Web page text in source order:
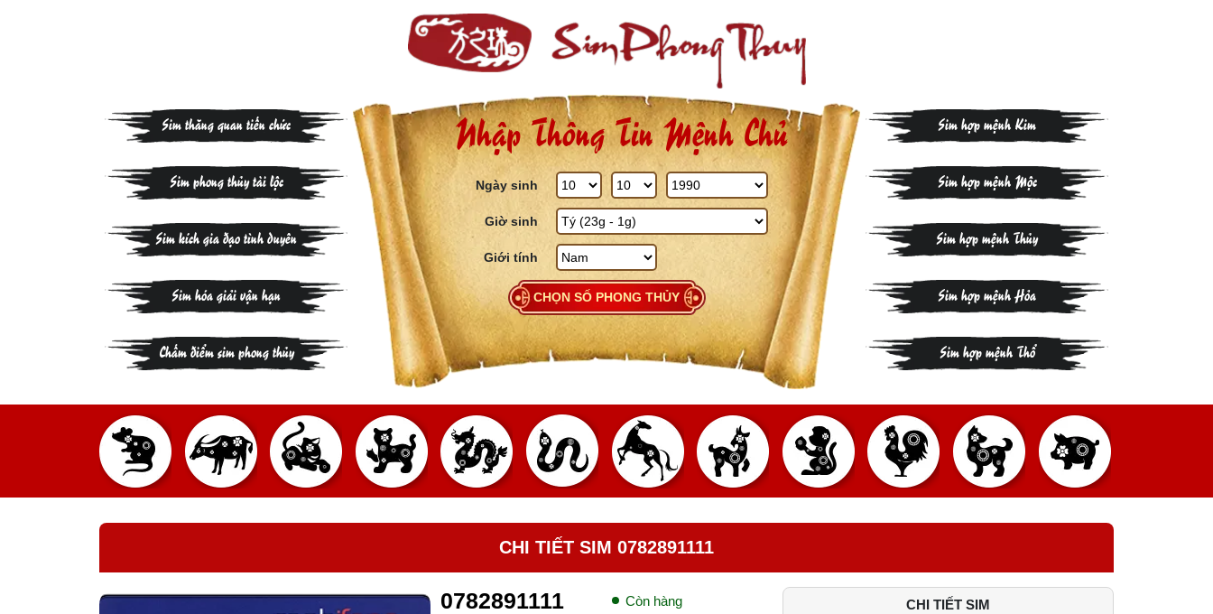
Sim thăng quan tiến chức
Sim phong thủy tài lộc
Sim kích gia đạo tình duyên
Sim hóa giải vận hạn
Chấm điểm sim phong thủy
Nhập Thông Tin Mệnh Chủ
Ngày sinh
Giờ sinh
Giới tính
CHỌN SỐ PHONG THỦY
Sim hợp mệnh Kim
Sim hợp mệnh Mộc
Sim hợp mệnh Thủy
Sim hợp mệnh Hỏa
Sim hợp mệnh Thổ
CHI TIẾT SIM 0782891111
0782891111 Còn hàng CHI TIẾT SIM